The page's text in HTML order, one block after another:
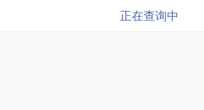
正在查询中